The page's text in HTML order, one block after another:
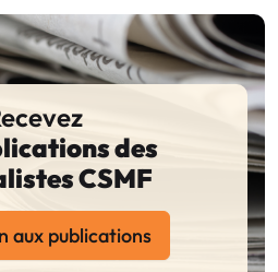
des
CSMF
aux publications